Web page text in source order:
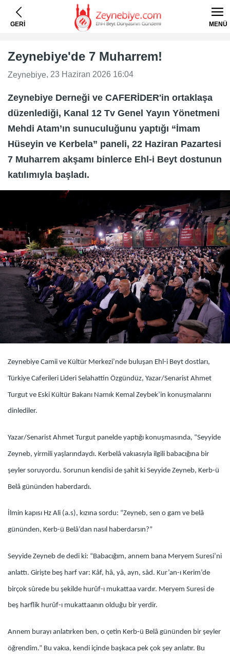
GERİ MENÜ
Zeynebiye'de 7 Muharrem!
Zeynebiye, 23 Haziran 2026 16:04
Zeynebiye Derneği ve CAFERİDER'in ortaklaşa
düzenlediği, Kanal 12 Tv Genel Yayın Yönetmeni
Mehdi Atam’ın sunuculuğunu yaptığı “İmam
Hüseyin ve Kerbela” paneli, 22 Haziran Pazartesi
7 Muharrem akşamı binlerce Ehl-i Beyt dostunun
katılımıyla başladı.
Zeynebiye Camii ve Kültür Merkezi’nde buluşan Ehl-i Beyt dostları,
Türkiye Caferileri Lideri Selahattin Özgündüz, Yazar/Senarist Ahmet
Turgut ve Eski Kültür Bakanı Namık Kemal Zeybek’in konuşmalarını
dinlediler.
Yazar/Senarist Ahmet Turgut panelde yaptığı konuşmasında, “Seyyide
Zeyneb, yirmili yaşlarındaydı. Kerbelâ vakıasıyla ilgili babacığına bir
şeyler soruyordu. Sorunun kendisi de şahit ki Seyyide Zeyneb, Kerb-ü
Belâ gününden haberdardı.
İlmin kapısı Hz Ali (a.s), kızına sordu: “Zeyneb, sen o gam ve belâ
gününden, Kerb-ü Belâ’dan nasıl haberdarsın?”
Seyyide Zeyneb de dedi ki: “Babacığım, annem bana Meryem Suresi’ni
anlattı. Girişte beş harf var: Kâf, hâ, yâ, ayn, sâd. Kur’an-ı Kerim’de
birçok sûrede bu şekilde hurûf-ı mukattaa vardır. Meryem Suresi de
beş harflik hurûf-ı mukattaanın olduğu bir yerdir.
Annem burayı anlatırken ben, o çetin Kerb-ü Belâ gününden bir şeyler
öğrendim.” Bu vakıa, kendi içinde başkaca pek çok şey anlatır. Bu